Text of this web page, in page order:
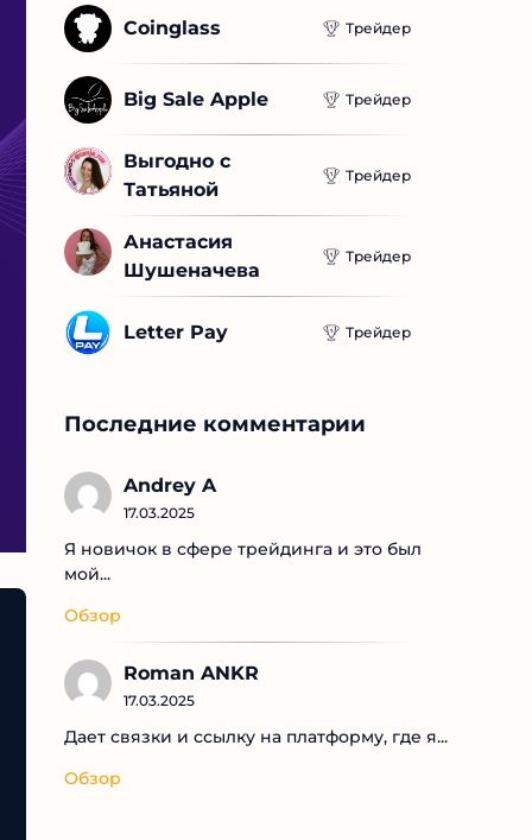
Coinglass Трейдер
Big Sale Apple Трейдер
Выгодно с
Татьяной
Трейдер
Анастасия
Шушеначева
Трейдер
Letter Pay Трейдер
Последние комментарии
Andrey A
17.03.2025
Я новичок в сфере трейдинга и это был
мой...
Обзор
Roman ANKR
17.03.2025
Дает связки и ссылку на платформу, где я...
Обзор